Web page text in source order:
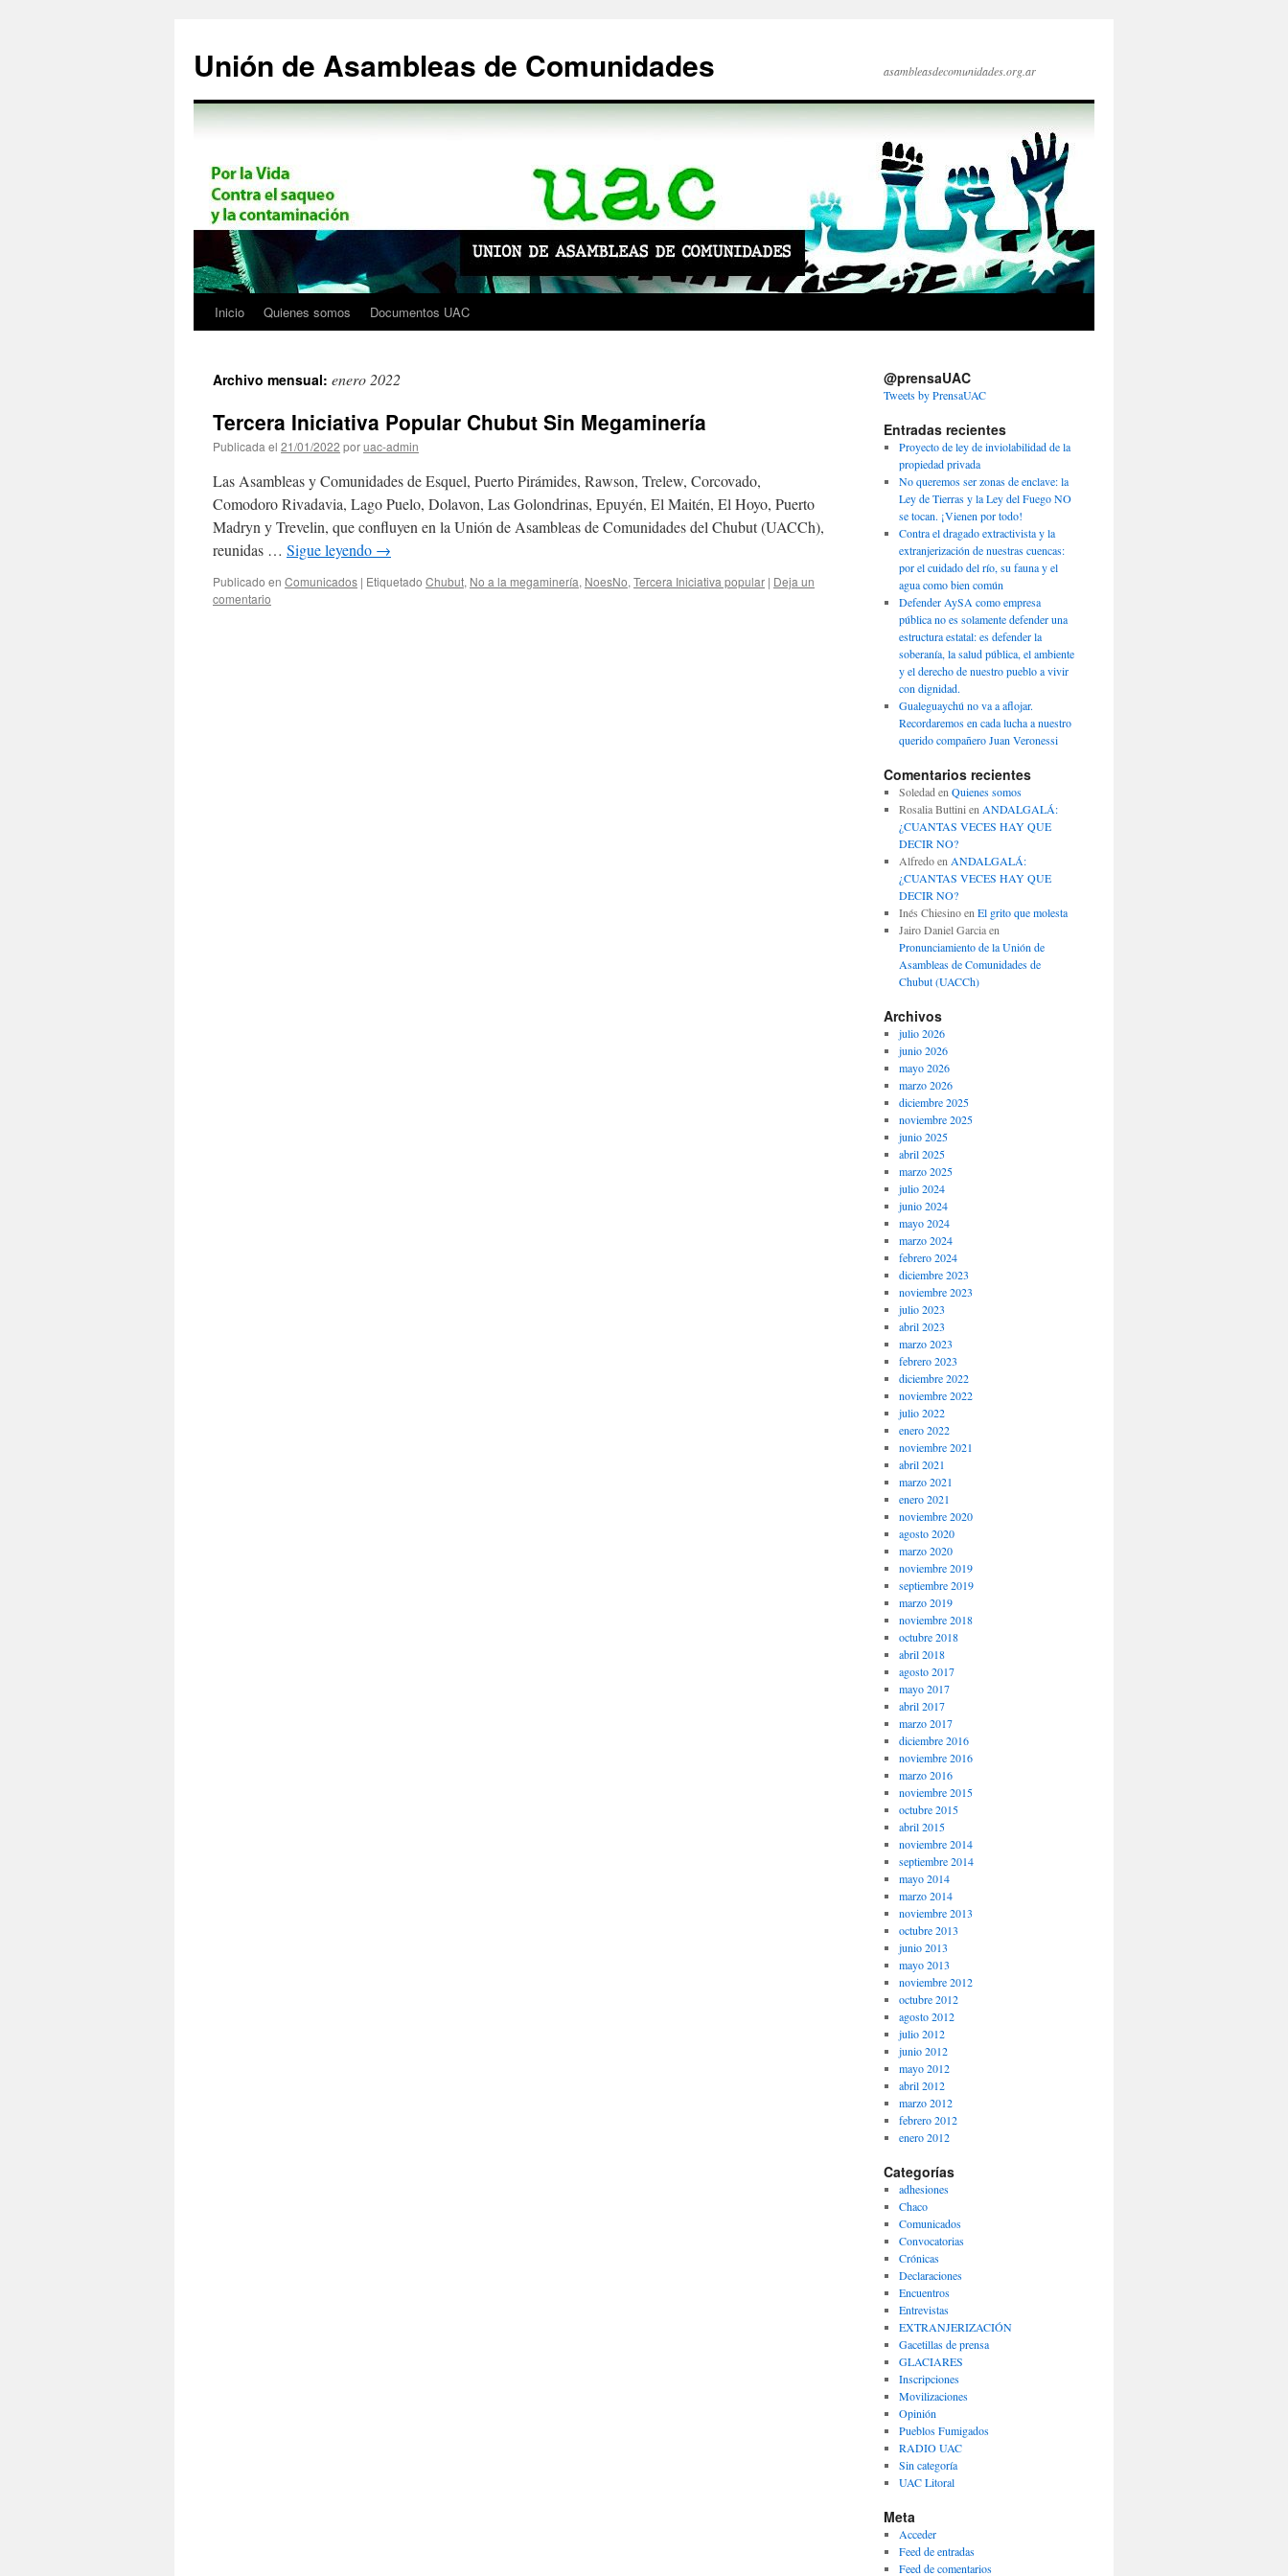
contenido
Unión de Asambleas de Comunidades asambleasdecomunidades.org.ar
Inicio Quienes somos Documentos UAC
Archivo mensual: enero 2022
Tercera Iniciativa Popular Chubut Sin Megaminería
Publicada el 21/01/2022 poruac-admin
Las Asambleas y Comunidades de Esquel, Puerto Pirámides, Rawson, Trelew, Corcovado,
Comodoro Rivadavia, Lago Puelo, Dolavon, Las Golondrinas, Epuyén, El Maitén, El Hoyo, Puerto
Madryn y Trevelin, que confluyen en la Unión de Asambleas de Comunidades del Chubut (UACCh),
reunidas … Sigue leyendo →
Publicado en Comunicados | Etiquetado Chubut, No a la megaminería, NoesNo, Tercera Iniciativa popular | Deja un
comentario
@prensaUAC
Tweets by PrensaUAC
Entradas recientes
Proyecto de ley de inviolabilidad de la
propiedad privada
No queremos ser zonas de enclave: la
Ley de Tierras y la Ley del Fuego NO
se tocan. ¡Vienen por todo!
Contra el dragado extractivista y la
extranjerización de nuestras cuencas:
por el cuidado del río, su fauna y el
agua como bien común
Defender AySA como empresa
pública no es solamente defender una
estructura estatal: es defender la
soberanía, la salud pública, el ambiente
y el derecho de nuestro pueblo a vivir
con dignidad.
Gualeguaychú no va a aflojar.
Recordaremos en cada lucha a nuestro
querido compañero Juan Veronessi
Comentarios recientes
Soledad en Quienes somos
Rosalia Buttini en ANDALGALÁ:
¿CUANTAS VECES HAY QUE
DECIR NO?
Alfredoen ANDALGALÁ:
¿CUANTAS VECES HAY QUE
DECIR NO?
Inés Chiesinoen El grito que molesta
Jairo Daniel Garciaen
Pronunciamiento de la Unión de
Asambleas de Comunidades de
Chubut (UACCh)
Archivos
julio 2026
junio 2026
mayo 2026
marzo 2026
diciembre 2025
noviembre 2025
junio 2025
abril 2025
marzo 2025
julio 2024
junio 2024
mayo 2024
marzo 2024
febrero 2024
diciembre 2023
noviembre 2023
julio 2023
abril 2023
marzo 2023
febrero 2023
diciembre 2022
noviembre 2022
julio 2022
enero 2022
noviembre 2021
abril 2021
marzo 2021
enero 2021
noviembre 2020
agosto 2020
marzo 2020
noviembre 2019
septiembre 2019
marzo 2019
noviembre 2018
octubre 2018
abril 2018
agosto 2017
mayo 2017
abril 2017
marzo 2017
diciembre 2016
noviembre 2016
marzo 2016
noviembre 2015
octubre 2015
abril 2015
noviembre 2014
septiembre 2014
mayo 2014
marzo 2014
noviembre 2013
octubre 2013
junio 2013
mayo 2013
noviembre 2012
octubre 2012
agosto 2012
julio 2012
junio 2012
mayo 2012
abril 2012
marzo 2012
febrero 2012
enero 2012
Categorías
adhesiones
Chaco
Comunicados
Convocatorias
Crónicas
Declaraciones
Encuentros
Entrevistas
EXTRANJERIZACIÓN
Gacetillas de prensa
GLACIARES
Inscripciones
Movilizaciones
Opinión
Pueblos Fumigados
RADIO UAC
Sin categoría
UAC Litoral
Meta
Acceder
Feed de entradas
Feed de comentarios